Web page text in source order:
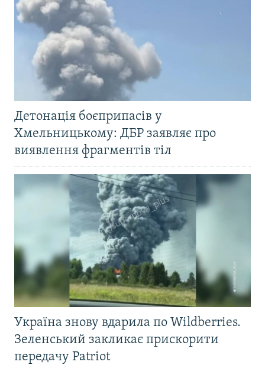
Детонація боєприпасів у
Хмельницькому: ДБР заявляє про
виявлення фрагментів тіл
Україна знову вдарила по Wildberries.
Зеленський закликає прискорити
передачу Patriot